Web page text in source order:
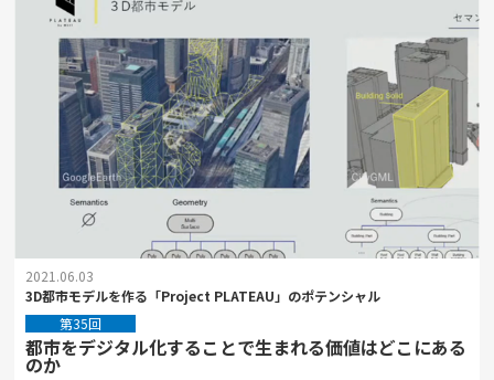
2021.06.03
3D都市モデルを作る「Project PLATEAU」のポテンシャル
第35回
都市をデジタル化することで生まれる価値はどこにある
のか